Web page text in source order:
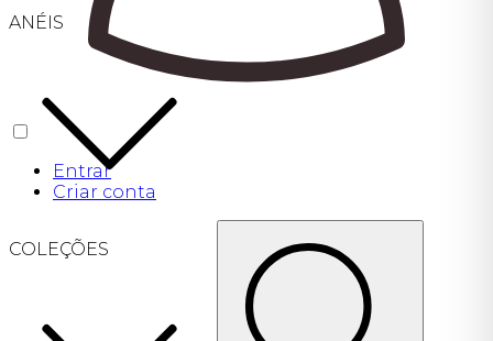
ANÉIS
COLEÇÕES
Entrar
Criar conta